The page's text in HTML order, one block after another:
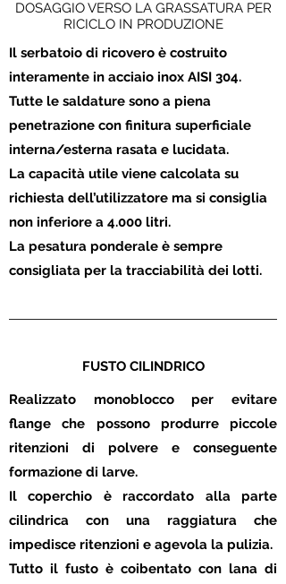
DOSAGGIO VERSO LA GRASSATURA PER
RICICLO IN PRODUZIONE
Il serbatoio di ricovero è costruito
interamente in acciaio inox AISI 304.
Tutte le saldature sono a piena
penetrazione con finitura superficiale
interna/esterna rasata e lucidata.
La capacità utile viene calcolata su
richiesta dell’utilizzatore ma si consiglia
non inferiore a 4.000 litri.
La pesatura ponderale è sempre
consigliata per la tracciabilità dei lotti.
FUSTO CILINDRICO
Realizzato monoblocco per evitare
flange che possono produrre piccole
ritenzioni di polvere e conseguente
formazione di larve.
Il coperchio è raccordato alla parte
cilindrica con una raggiatura che
impedisce ritenzioni e agevola la pulizia.
Tutto il fusto è coibentato con lana di